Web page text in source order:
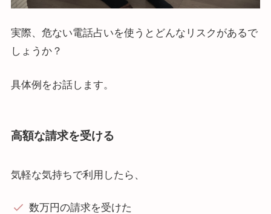
実際、危ない電話占いを使うとどんなリスクがあるで
しょうか？
具体例をお話します。
高額な請求を受ける
気軽な気持ちで利用したら、
数万円の請求を受けた